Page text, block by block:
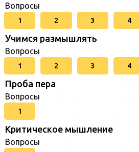
Вопросы
1 2 3 4
Учимся размышлять
Вопросы
1 2 3 4
Проба пера
Вопросы
1
Критическое мышление
Вопросы